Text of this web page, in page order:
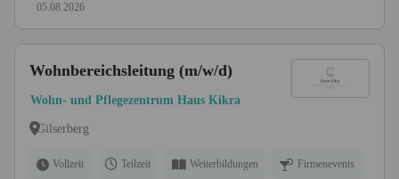
05.08.2026
Wohnbereichsleitung (m/w/d)
Wohn- und Pflegezentrum Haus Kikra
Gilserberg
Vollzeit Teilzeit Weiterbildungen Firmenevents